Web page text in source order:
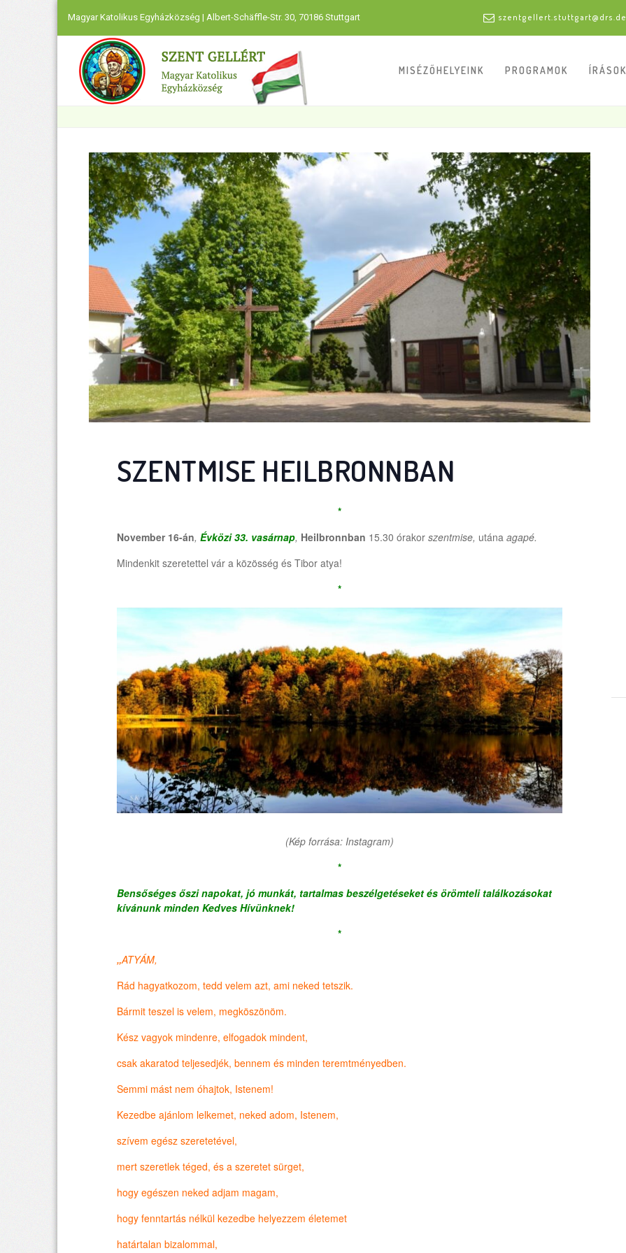
Magyar Katolikus Egyházközség | Albert-Schäffle-Str. 30, 70186 Stuttgart szentgellert.stuttgart@drs.de
MISÉZŐHELYEINK PROGRAMOK ÍRÁSOK
SZENTMISE HEILBRONNBAN
*
November 16-án, Évközi 33. vasárnap, Heilbronnban 15.30 órakor szentmise, utána agapé.
Mindenkit szeretettel vár a közösség és Tibor atya!
*
(Kép forrása: Instagram)
*
Bensőséges őszi napokat, jó munkát, tartalmas beszélgetéseket és örömteli találkozásokat
kívánunk minden Kedves Hívünknek!
*
„ATYÁM,
Rád hagyatkozom, tedd velem azt, ami neked tetszik.
Bármit teszel is velem, megköszönöm.
Kész vagyok mindenre, elfogadok mindent,
csak akaratod teljesedjék, bennem és minden teremtményedben.
Semmi mást nem óhajtok, Istenem!
Kezedbe ajánlom lelkemet, neked adom, Istenem,
szívem egész szeretetével,
mert szeretlek téged, és a szeretet sürget,
hogy egészen neked adjam magam,
hogy fenntartás nélkül kezedbe helyezzem életemet
határtalan bizalommal,